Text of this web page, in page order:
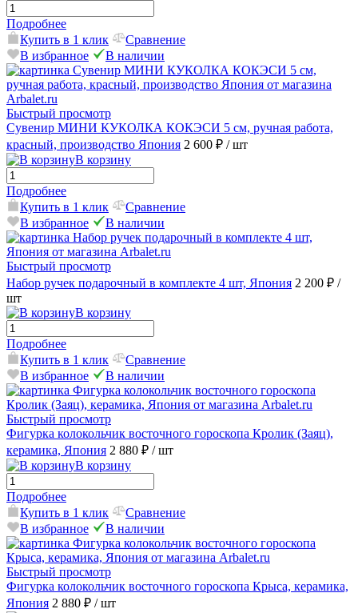
Подробнее
Купить в 1 клик
Сравнение
В избранное
В наличии
Быстрый просмотр
Сувенир МИНИ КУКОЛКА КОКЭСИ 5 см, ручная работа,
красный, производство Япония 2 600 ₽ / шт
В корзину
Подробнее
Купить в 1 клик
Сравнение
В избранное
В наличии
Быстрый просмотр
Набор ручек подарочный в комплекте 4 шт, Япония 2 200 ₽ /
шт
В корзину
Подробнее
Купить в 1 клик
Сравнение
В избранное
В наличии
Быстрый просмотр
Фигурка колокольчик восточного гороскопа Кролик (Заяц),
керамика, Япония 2 880 ₽ / шт
В корзину
Подробнее
Купить в 1 клик
Сравнение
В избранное
В наличии
Быстрый просмотр
Фигурка колокольчик восточного гороскопа Крыса, керамика,
Япония 2 880 ₽ / шт